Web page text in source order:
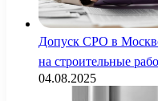
Допуск СРО в
на строительные
04.08.2025